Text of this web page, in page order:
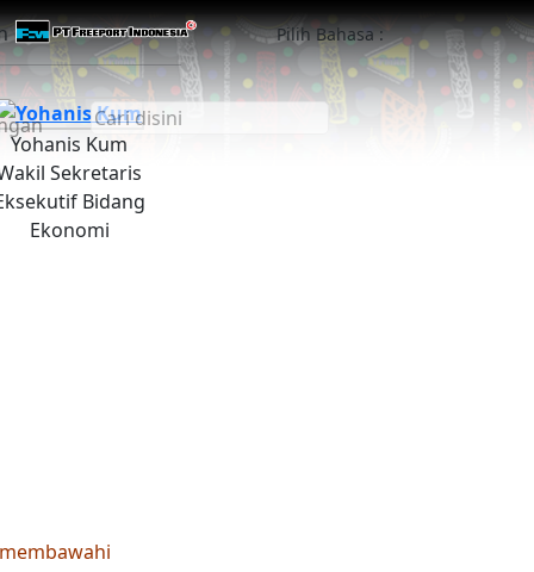
Pilih Bahasa :
Yohanis Kum
Sekretaris
Bidang
Ekonomi